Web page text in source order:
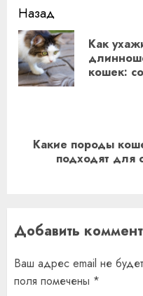
Продолжить
чтение
Назад
Как
кошек:
Следующая
запись:
Какие породы
подходят для
Добавить
Ваш адрес email не
поля помечены *